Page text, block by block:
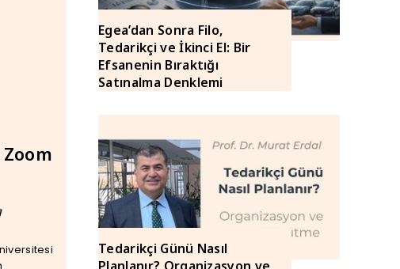
Egea’dan Sonra Filo,
Tedarikçi ve İkinci El: Bir
Efsanenin Bıraktığı
Satınalma Denklemi
Tedarikçi Günü Nasıl